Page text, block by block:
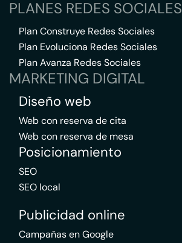
PLANES REDES SOCIALES
Plan Construye Redes Sociales
Plan Evoluciona Redes Sociales
Plan Avanza Redes Sociales
MARKETING DIGITAL
Diseño web
Web con reserva de cita
Web con reserva de mesa
Posicionamiento
SEO
SEO local
Publicidad online
Campañas en Google